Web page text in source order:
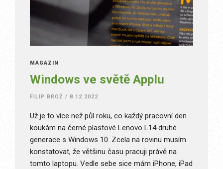
MAGAZÍN
Windows ve světě Applu
FILIP BROŽ / 8.12.2022
Už je to více než půl roku, co každý pracovní den
koukám na černé plastové Lenovo L14 druhé
generace s Windows 10. Zcela na rovinu musím
konstatovat, že většinu času pracuji právě na
tomto laptopu. Vedle sebe sice mám iPhone, iPad